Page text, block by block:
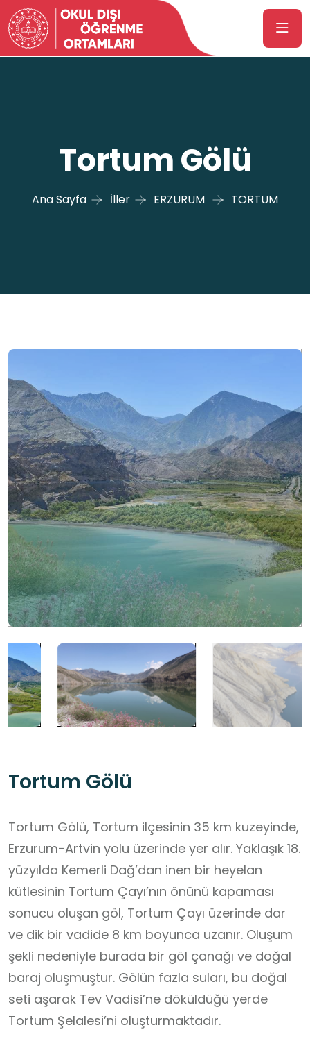
Tortum Gölü
Ana Sayfa İller ERZURUM TORTUM
Tortum Gölü
Tortum Gölü, Tortum ilçesinin 35 km kuzeyinde,
Erzurum-Artvin yolu üzerinde yer alır. Yaklaşık 18.
yüzyılda Kemerli Dağ’dan inen bir heyelan
kütlesinin Tortum Çayı’nın önünü kapaması
sonucu oluşan göl, Tortum Çayı üzerinde dar
ve dik bir vadide 8 km boyunca uzanır. Oluşum
şekli nedeniyle burada bir göl çanağı ve doğal
baraj oluşmuştur. Gölün fazla suları, bu doğal
seti aşarak Tev Vadisi’ne döküldüğü yerde
Tortum Şelalesi’ni oluşturmaktadır.